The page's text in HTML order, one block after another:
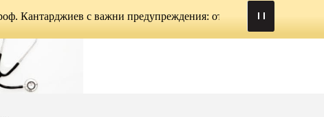
с важни предупреждения: от вируси и ухапвания от